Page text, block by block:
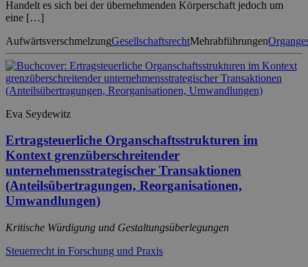
Handelt es sich bei der übernehmenden Körperschaft jedoch um
eine […]
AufwärtsverschmelzungGesellschaftsrechtMehrabführungen
Eva Seydewitz
Ertragsteuerliche Organschaftsstrukturen im
Kontext grenzüberschreitender
unternehmensstrategischer Transaktionen
(Anteilsübertragungen, Reorganisationen,
Umwandlungen)
Kritische Würdigung und Gestaltungsüberlegungen
Steuerrecht in Forschung und Praxis